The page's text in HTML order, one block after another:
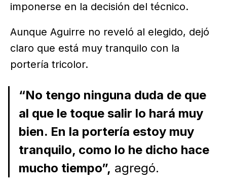
imponerse en la decisión del técnico.
Aunque Aguirre no reveló al elegido, dejó
claro que está muy tranquilo con la
portería tricolor.
“No tengo ninguna duda de que
al que le toque salir lo hará muy
bien. En la portería estoy muy
tranquilo, como lo he dicho hace
mucho tiempo”, agregó.